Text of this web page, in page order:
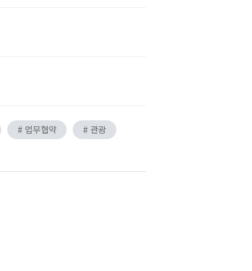
# 업무협약
# 관광